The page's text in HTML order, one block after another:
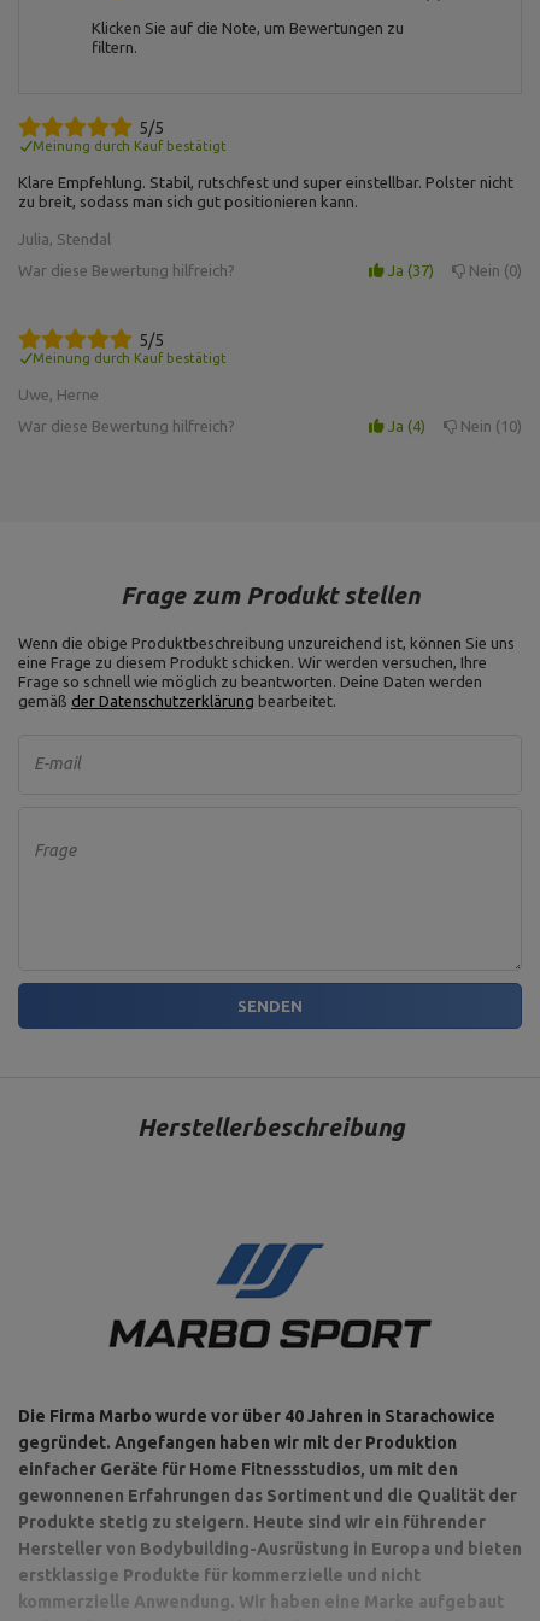
Hersteller
MARBO Ulikowski
Spółka Komandytowa
City:Starachowice
Country:
Klicken Sie auf die Note, um Bewertungen zu
filtern.
5/5
Meinung durch Kauf bestätigt
Klare Empfehlung. Stabil, rutschfest und super einstellbar. Polster nicht
zu breit, sodass man sich gut positionieren kann.
Julia, Stendal
War diese Bewertung hilfreich?
Ja 37 Nein 0
5/5
Meinung durch Kauf bestätigt
Uwe, Herne
War diese Bewertung hilfreich?
Ja 4 Nein 10
Frage zum Produkt stellen
Wenn die obige Produktbeschreibung unzureichend ist, können Sie uns
eine Frage zu diesem Produkt schicken. Wir werden versuchen, Ihre
Frage so schnell wie möglich zu beantworten. Deine Daten werden
gemäß der Datenschutzerklärung bearbeitet.
E-mail
Frage
SENDEN
Herstellerbeschreibung
Die Firma Marbo wurde vor über 40 Jahren in Starachowice
gegründet. Angefangen haben wir mit der Produktion
einfacher Geräte für Home Fitnessstudios, um mit den
gewonnenen Erfahrungen das Sortiment und die Qualität der
Produkte stetig zu steigern. Heute sind wir ein führender
Hersteller von Bodybuilding-Ausrüstung in Europa und bieten
erstklassige Produkte für kommerzielle und nicht
kommerzielle Anwendung. Wir haben eine Marke aufgebaut